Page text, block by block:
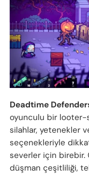
Deadtime
oyunculu bir looter-
silahlar, yetenekler
seçenekleriyle
severler için birebir.
düşman çeşitliliği,